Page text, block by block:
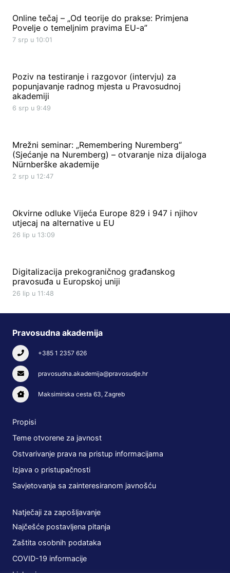
Online tečaj – „Od teorije do prakse: Primjena
Povelje o temeljnim pravima EU-a”
7 srp u 10:01
Poziv na testiranje i razgovor (intervju) za
popunjavanje radnog mjesta u Pravosudnoj
akademiji
6 srp u 9:49
Mrežni seminar: „Remembering Nuremberg“
(Sjećanje na Nuremberg) – otvaranje niza dijaloga
Nürnberške akademije
2 srp u 12:47
Okvirne odluke Vijeća Europe 829 i 947 i njihov
utjecaj na alternative u EU
26 lip u 13:09
Digitalizacija prekograničnog građanskog
pravosuđa u Europskoj uniji
26 lip u 11:48
Pravosudna akademija
+385 1 2357 626
pravosudna.akademija@pravosudje.hr
Maksimirska cesta 63, Zagreb
Propisi
Teme otvorene za javnost
Ostvarivanje prava na pristup informacijama
Izjava o pristupačnosti
Savjetovanja sa zainteresiranom javnošću
Natječaji za zapošljavanje
Najčešće postavljena pitanja
Zaštita osobnih podataka
COVID-19 informacije